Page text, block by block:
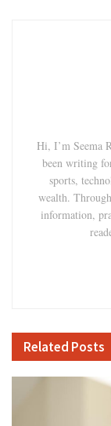
Hi, I’m Seema
been writing
sports,
wealth.
information,
Related Posts